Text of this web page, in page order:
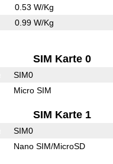
0.53 W/Kg
0.99 W/Kg
SIM Karte 0
SIM0
Micro SIM
SIM Karte 1
SIM0
Nano SIM/MicroSD